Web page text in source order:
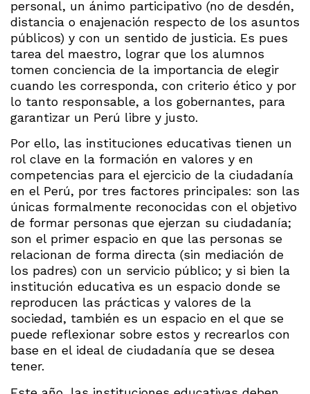
personal, un ánimo participativo (no de desdén,
distancia o enajenación respecto de los asuntos
públicos) y con un sentido de justicia. Es pues
tarea del maestro, lograr que los alumnos
tomen conciencia de la importancia de elegir
cuando les corresponda, con criterio ético y por
lo tanto responsable, a los gobernantes, para
garantizar un Perú libre y justo.
Por ello, las instituciones educativas tienen un
rol clave en la formación en valores y en
competencias para el ejercicio de la ciudadanía
en el Perú, por tres factores principales: son las
únicas formalmente reconocidas con el objetivo
de formar personas que ejerzan su ciudadanía;
son el primer espacio en que las personas se
relacionan de forma directa (sin mediación de
los padres) con un servicio público; y si bien la
institución educativa es un espacio donde se
reproducen las prácticas y valores de la
sociedad, también es un espacio en el que se
puede reflexionar sobre estos y recrearlos con
base en el ideal de ciudadanía que se desea
tener.